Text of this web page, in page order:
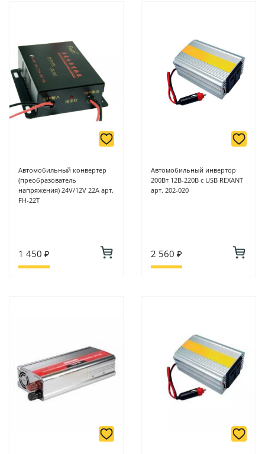
Автомобильный конвертер
(преобразователь
напряжения) 24V/12V 22А арт.
FH-22T
1 450 ₽
Автомобильный инвертор
200Вт 12В-220В c USB REXANT
арт. 202-020
2 560 ₽